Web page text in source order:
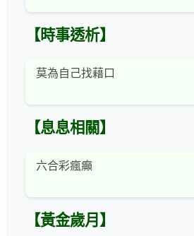
【時事透析】
莫為自己找藉口
【息息相關】
六合彩瘋癲
【黃金歲月】